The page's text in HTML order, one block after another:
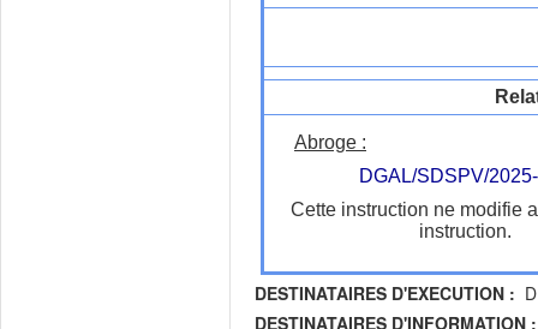
Abroge :
DGAL/SDSPV/
Cette instruction ne modifie
instruction.
DESTINATAIRES D'EXECUTION :
DESTINATAIRES D'INFORMATION :